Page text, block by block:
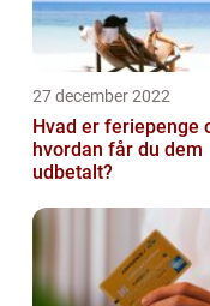
27 december 2022
Hvad er feriepenge
hvordan får du dem
udbetalt?